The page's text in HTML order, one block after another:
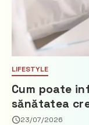
LIFESTYLE
Cum poate
sănătatea
23/07/2026